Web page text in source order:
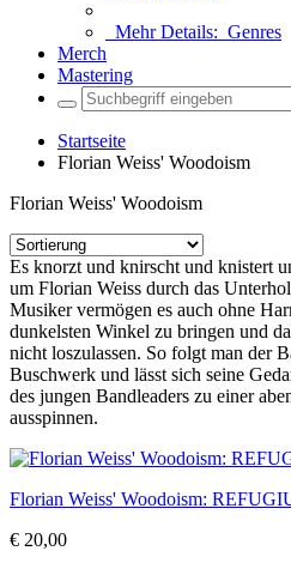
Mehr Details: Genres
Merch
Mastering
Startseite
Florian Weiss' Woodoism
Florian Weiss' Woodoism
Es knorzt und knirscht und knistert
um Florian Weiss durch das
Musiker vermögen es auch ohne
dunkelsten Winkel zu bringen und
nicht loszulassen. So folgt man der
Buschwerk und lässt sich seine
des jungen Bandleaders zu einer
ausspinnen.
Florian Weiss' Woodoism:
€ 20,00